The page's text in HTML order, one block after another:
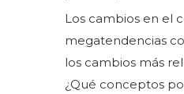
Los cambios en el
megatendencias
los cambios más
¿Qué conceptos